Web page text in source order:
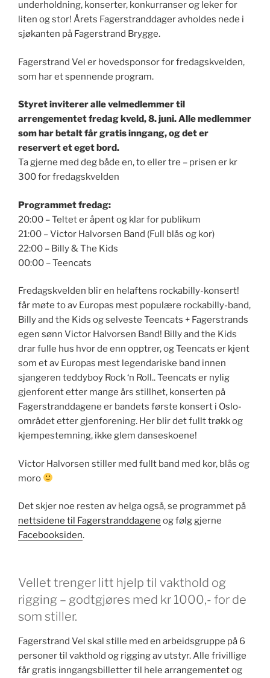
underholdning, konserter, konkurranser og leker for
liten og stor! Årets Fagerstranddager avholdes nede i
sjøkanten på Fagerstrand Brygge.
Fagerstrand Vel er hovedsponsor for fredagskvelden,
som har et spennende program.
Styret inviterer alle velmedlemmer til
arrengementet fredag kveld, 8. juni. Alle medlemmer
som har betalt får gratis inngang, og det er
reservert et eget bord.
Ta gjerne med deg både en, to eller tre – prisen er kr
300 for fredagskvelden
Programmet fredag:
20:00 – Teltet er åpent og klar for publikum
21:00 – Victor Halvorsen Band (Full blås og kor)
22:00 – Billy & The Kids
00:00 – Teencats
Fredagskvelden blir en helaftens rockabilly-konsert!
får møte to av Europas mest populære rockabilly-band,
Billy and the Kids og selveste Teencats + Fagerstrands
egen sønn Victor Halvorsen Band! Billy and the Kids
drar fulle hus hvor de enn opptrer, og Teencats er kjent
som et av Europas mest legendariske band innen
sjangeren teddyboy Rock ‘n Roll.. Teencats er nylig
gjenforent etter mange års stillhet, konserten på
Fagerstranddagene er bandets første konsert i Oslo-
området etter gjenforening. Her blir det fullt trøkk og
kjempestemning, ikke glem danseskoene!
Victor Halvorsen stiller med fullt band med kor, blås og
moro
Det skjer noe resten av helga også, se programmet på
nettsidene til Fagerstranddagene og følg gjerne
Facebooksiden.
Vellet trenger litt hjelp til vakthold og
rigging – godtgjøres med kr 1000,- for de
som stiller.
Fagerstrand Vel skal stille med en arbeidsgruppe på 6
personer til vakthold og rigging av utstyr. Alle frivillige
får gratis inngangsbilletter til hele arrangementet og